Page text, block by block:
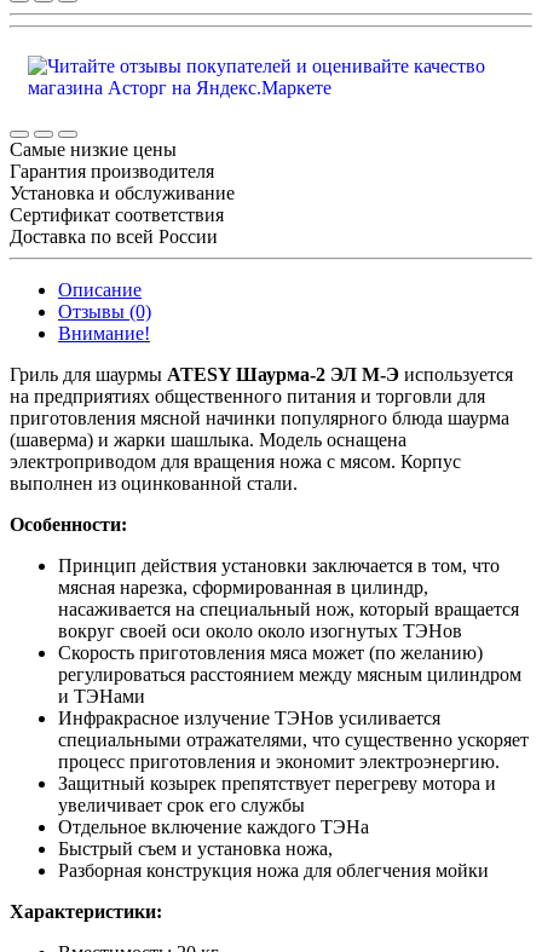
Самые низкие цены
Гарантия производителя
Установка и обслуживание
Сертификат соответствия
Доставка по всей России
Описание
Отзывы (0)
Внимание!
Гриль для шаурмы ATESY Шаурма-2 ЭЛ М-Э используется
на предприятиях общественного питания и торговли для
приготовления мясной начинки популярного блюда шаурма
(шаверма) и жарки шашлыка. Модель оснащена
электроприводом для вращения ножа с мясом. Корпус
выполнен из оцинкованной стали.
Особенности:
Принцип действия установки заключается в том, что
мясная нарезка, сформированная в цилиндр,
насаживается на специальный нож, который вращается
вокруг своей оси около около изогнутых ТЭНов
Скорость приготовления мяса может (по желанию)
регулироваться расстоянием между мясным цилиндром
и ТЭНами
Инфракрасное излучение ТЭНов усиливается
специальными отражателями, что существенно ускоряет
процесс приготовления и экономит электроэнергию.
Защитный козырек препятствует перегреву мотора и
увеличивает срок его службы
Отдельное включение каждого ТЭНа
Быстрый съем и установка ножа,
Разборная конструкция ножа для облегчения мойки
Характеристики: